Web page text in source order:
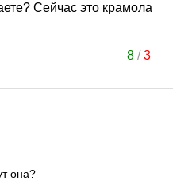
Сейчас это крамола
8/3
она?